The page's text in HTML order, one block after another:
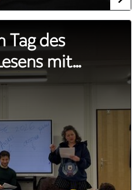
Tag des
mit
aus Sibiu